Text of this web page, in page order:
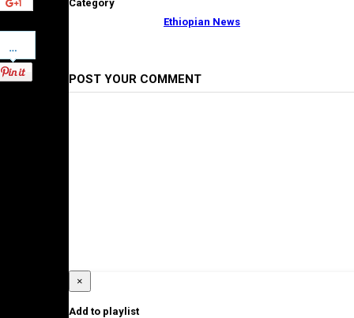
Pinterest
Category
Ethiopian News
POST YOUR COMMENT
×
Add to playlist